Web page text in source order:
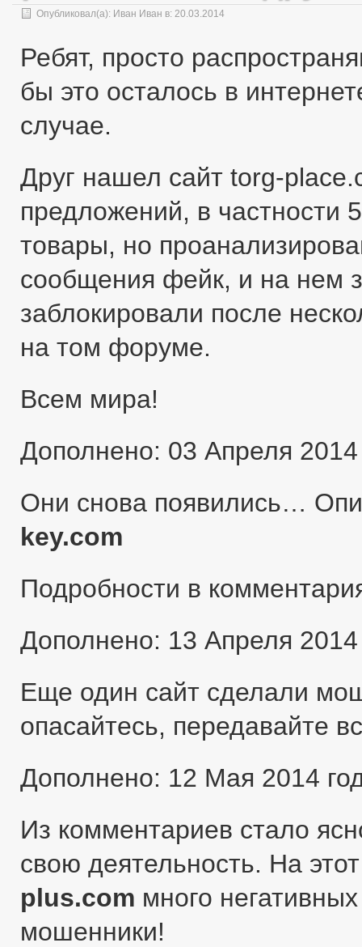
Опубликовал(а): Иван Иван в: 20.03.2014
Ребят, просто
бы это осталось в
случае.
Друг нашел сайт torg-
предложений, в частности
товары, но
сообщения фейк, и на нем
заблокировали после
на том форуме.
Всем мира!
Дополнено: 03 Апреля 2014
Они снова появились…
key.com
Подробности в
Дополнено: 13 Апреля 2014
Еще один сайт сделали
опасайтесь, передавайте
Дополнено: 12 Мая 2014
Из комментариев стало
свою деятельность. На
plus.com много
мошенники!